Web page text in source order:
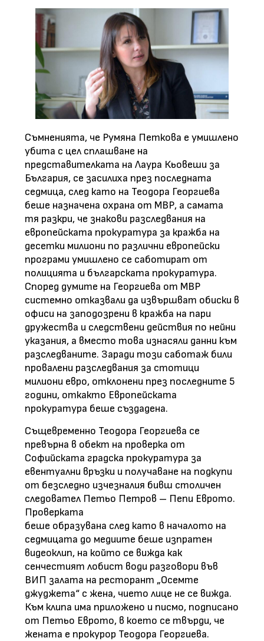
Съмненията, че Румяна Петкова е умишлено
убита с цел сплашване на
представителката на Лаура Кьовеши за
България, се засилиха през последната
седмица, след като на Теодора Георгиева
беше назначена охрана от МВР, а самата
тя разкри, че знакови разследвания на
европейската прокуратура за кражба на
десетки милиони по различни европейски
програми умишлено се саботират от
полицията и българската прокуратура.
Според думите на Георгиева от МВР
системно отказвали да извършват обиски в
офиси на заподозрени в кражба на пари
дружества и следствени действия по нейни
указания, а вместо това изнасяли данни към
разследваните. Заради този саботаж били
провалени разследвания за стотици
милиони евро, отклонени през последните 5
години, откакто Европейската
прокуратура беше създадена.
Същевременно Теодора Георгиева се
превърна в обект на проверка от
Софийската градска прокуратура за
евентуални връзки и получаване на подкупи
от безследно изчезналия бивш столичен
следовател Петьо Петров – Пепи Еврото.
Проверката
беше образувана след като в началото на
седмицата до медиите беше изпратен
видеоклип, на който се вижда как
сенчестият лобист води разговори във
ВИП залата на ресторант „Осемте
джуджета“ с жена, чието лице не се вижда.
Към клипа има приложено и писмо, подписано
от Петьо Еврото, в което се твърди, че
жената е прокурор Теодора Георгиева.